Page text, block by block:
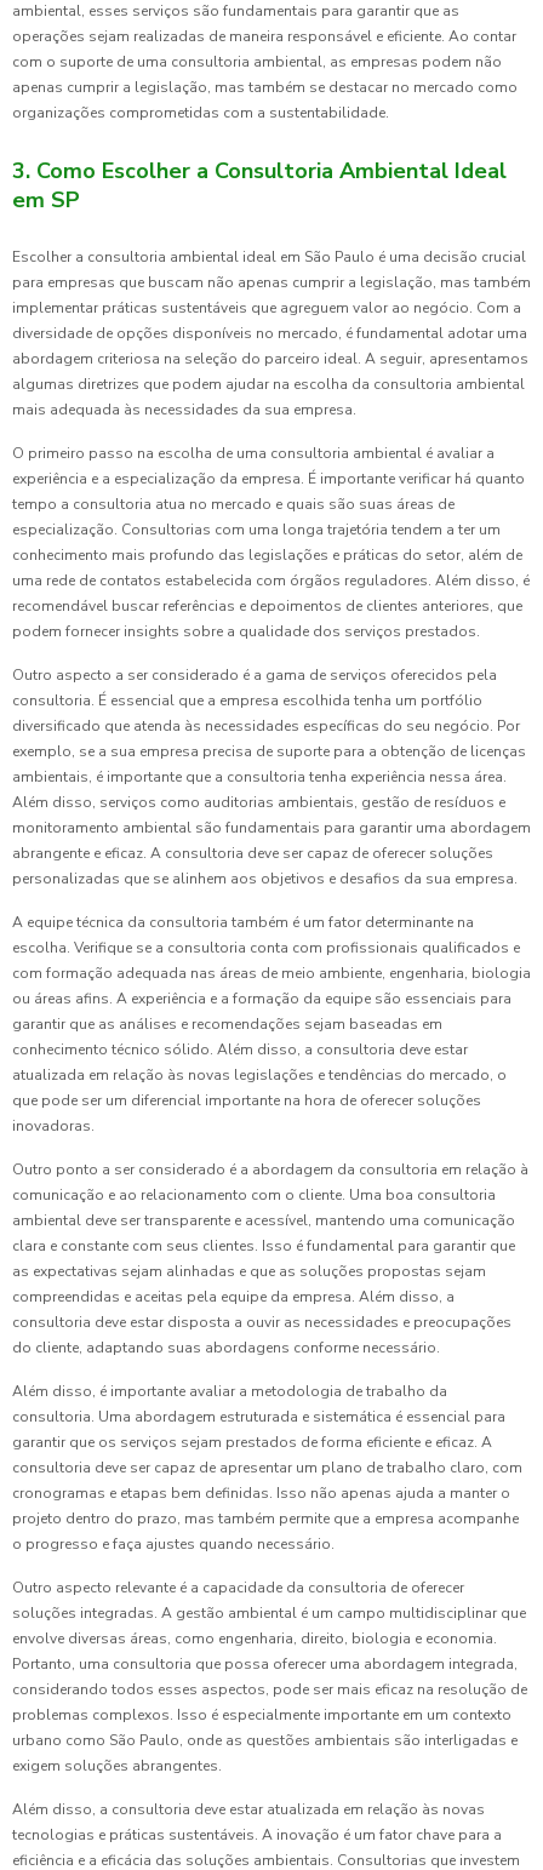
ambiental, esses serviços são fundamentais para garantir que as
operações sejam realizadas de maneira responsável e eficiente. Ao contar
com o suporte de uma consultoria ambiental, as empresas podem não
apenas cumprir a legislação, mas também se destacar no mercado como
organizações comprometidas com a sustentabilidade.
3. Como Escolher a Consultoria Ambiental Ideal
em SP
Escolher a consultoria ambiental ideal em São Paulo é uma decisão crucial
para empresas que buscam não apenas cumprir a legislação, mas também
implementar práticas sustentáveis que agreguem valor ao negócio. Com a
diversidade de opções disponíveis no mercado, é fundamental adotar uma
abordagem criteriosa na seleção do parceiro ideal. A seguir, apresentamos
algumas diretrizes que podem ajudar na escolha da consultoria ambiental
mais adequada às necessidades da sua empresa.
O primeiro passo na escolha de uma consultoria ambiental é avaliar a
experiência e a especialização da empresa. É importante verificar há quanto
tempo a consultoria atua no mercado e quais são suas áreas de
especialização. Consultorias com uma longa trajetória tendem a ter um
conhecimento mais profundo das legislações e práticas do setor, além de
uma rede de contatos estabelecida com órgãos reguladores. Além disso, é
recomendável buscar referências e depoimentos de clientes anteriores, que
podem fornecer insights sobre a qualidade dos serviços prestados.
Outro aspecto a ser considerado é a gama de serviços oferecidos pela
consultoria. É essencial que a empresa escolhida tenha um portfólio
diversificado que atenda às necessidades específicas do seu negócio. Por
exemplo, se a sua empresa precisa de suporte para a obtenção de licenças
ambientais, é importante que a consultoria tenha experiência nessa área.
Além disso, serviços como auditorias ambientais, gestão de resíduos e
monitoramento ambiental são fundamentais para garantir uma abordagem
abrangente e eficaz. A consultoria deve ser capaz de oferecer soluções
personalizadas que se alinhem aos objetivos e desafios da sua empresa.
A equipe técnica da consultoria também é um fator determinante na
escolha. Verifique se a consultoria conta com profissionais qualificados e
com formação adequada nas áreas de meio ambiente, engenharia, biologia
ou áreas afins. A experiência e a formação da equipe são essenciais para
garantir que as análises e recomendações sejam baseadas em
conhecimento técnico sólido. Além disso, a consultoria deve estar
atualizada em relação às novas legislações e tendências do mercado, o
que pode ser um diferencial importante na hora de oferecer soluções
inovadoras.
Outro ponto a ser considerado é a abordagem da consultoria em relação à
comunicação e ao relacionamento com o cliente. Uma boa consultoria
ambiental deve ser transparente e acessível, mantendo uma comunicação
clara e constante com seus clientes. Isso é fundamental para garantir que
as expectativas sejam alinhadas e que as soluções propostas sejam
compreendidas e aceitas pela equipe da empresa. Além disso, a
consultoria deve estar disposta a ouvir as necessidades e preocupações
do cliente, adaptando suas abordagens conforme necessário.
Além disso, é importante avaliar a metodologia de trabalho da
consultoria. Uma abordagem estruturada e sistemática é essencial para
garantir que os serviços sejam prestados de forma eficiente e eficaz. A
consultoria deve ser capaz de apresentar um plano de trabalho claro, com
cronogramas e etapas bem definidas. Isso não apenas ajuda a manter o
projeto dentro do prazo, mas também permite que a empresa acompanhe
o progresso e faça ajustes quando necessário.
Outro aspecto relevante é a capacidade da consultoria de oferecer
soluções integradas. A gestão ambiental é um campo multidisciplinar que
envolve diversas áreas, como engenharia, direito, biologia e economia.
Portanto, uma consultoria que possa oferecer uma abordagem integrada,
considerando todos esses aspectos, pode ser mais eficaz na resolução de
problemas complexos. Isso é especialmente importante em um contexto
urbano como São Paulo, onde as questões ambientais são interligadas e
exigem soluções abrangentes.
Além disso, a consultoria deve estar atualizada em relação às novas
tecnologias e práticas sustentáveis. A inovação é um fator chave para a
eficiência e a eficácia das soluções ambientais. Consultorias que investem